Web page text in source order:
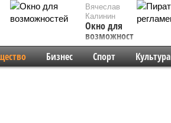
Вячеслав
Калинин
Окно для
возможностей
Бизнес Спорт Культура